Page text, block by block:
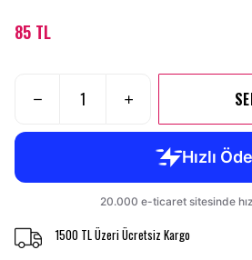
85 TL
1500 TL Üzeri Ücretsiz Kargo